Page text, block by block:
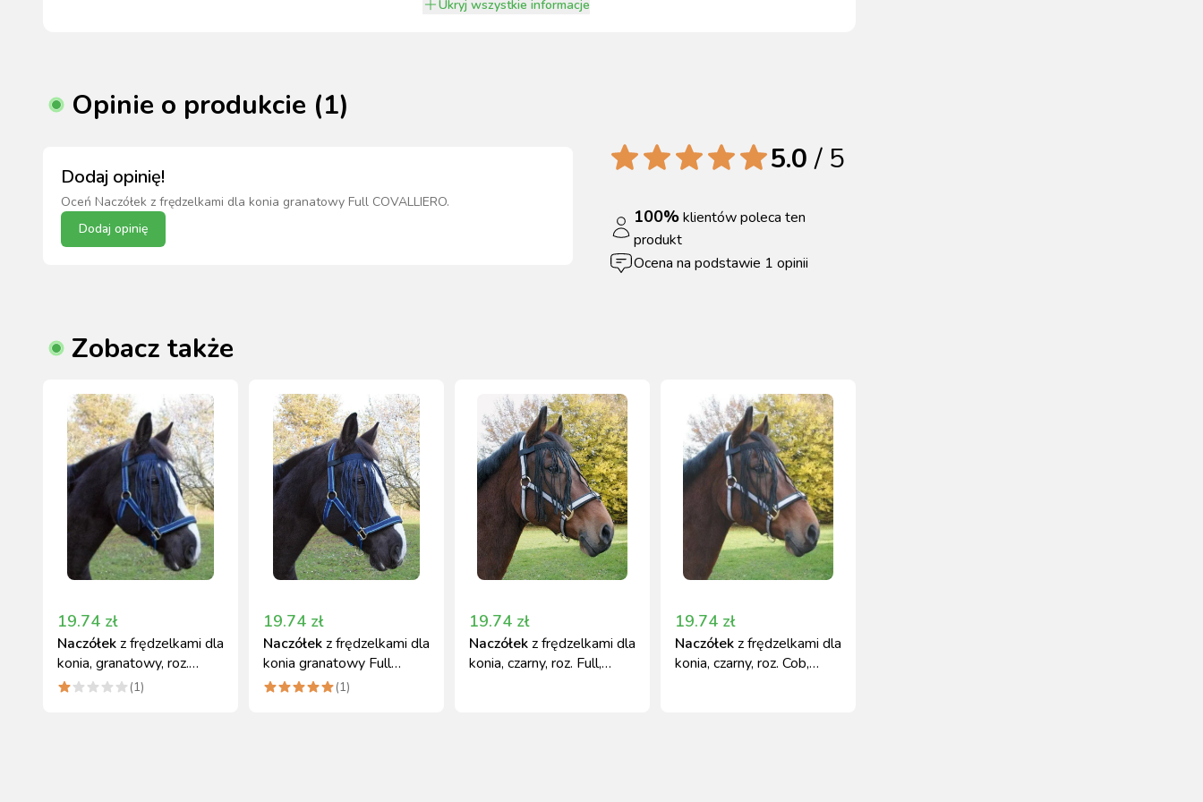
Ukryj wszystkie informacje
Opinie o produkcie (1)
Dodaj opinię!
Oceń Naczółek z frędzelkami dla konia granatowy Full COVALLIERO.
Dodaj opinię
5.0/ 5
100%klientów poleca ten
produkt
Ocena na podstawie 1 opinii
Zobacz także
19.74 zł
Naczółekz frędzelkami dla
konia, granatowy, roz.
Pony
(1)
19.74 zł
Naczółekz frędzelkami dla
konia granatowy Full
COVALLIERO
(1)
19.74 zł
Naczółekz frędzelkami dla
konia, czarny, roz. Full,
19.74 zł
Naczółekz frędzelkami dla
konia, czarny, roz. Cob,